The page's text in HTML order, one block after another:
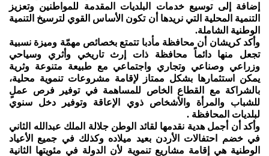
إضافة إلى توسيع خدمات البلديات المقدمة للمواطنين وتعزيز
التنمية المحلية التي نريدها أن تكون الأساس القوي لترسيخ التنمية
الوطنية الشاملة.
وأكد كريشان أن محافظة مأدبا تتمتع بخصائص مهمّة وميزة نسبية
تجعل منها دائماً محافظة ذات إرث تاريخي وأثري وسياحي
وزراعي وصناعي وتجاري واجتماعي مع طبيعة متنوعة وثرية
يمكن استثمارها بشكل ممتاز لإقامة مشروعات تنموية محلية،
بالشراكة مع القطاع الخاص للمساهمة في توفير فرص عملٍ
للشباب والمرأة والأشخاص ذوي الإعاقة وتوفير دخل سنوي
لبلديات المحافظة .
وأكد أن أجمل هدية نقدمها لقائد الوطن جلالة الملك عبدالله الثاني
في خضم احتفالات الأردن بعيد ميلاده وكذلك في جميع الأعياد
الوطنية هي إقامة مشاريع تنموية لأن الدولة في مئويتها الثانية